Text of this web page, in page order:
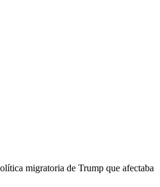
migratoria de Trump que afectaba